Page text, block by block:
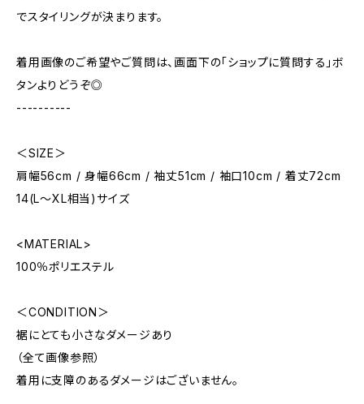
でスタイリングが決まります。
着用画像のご希望やご質問は、画面下の「ショップに質問する」ボ
タンよりどうぞ◎
----------
＜SIZE＞
肩幅56cm / 身幅66cm / 袖丈51cm / 袖口10cm / 着丈72cm
14(L～XL相当)サイズ
<MATERIAL>
100％ポリエステル
＜CONDITION＞
裾にとても小さなダメージあり
（全て画像参照）
着用に支障のあるダメージはございません。